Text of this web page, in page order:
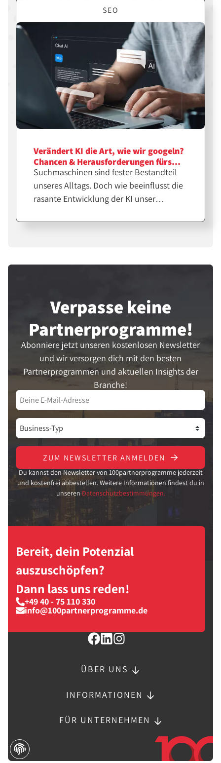
kombinierst, um dein Business langfristig
erfolgreicher zu machen.
SEO
Verändert KI die Art, wie wir googeln?
Chancen & Herausforderungen fürs
Affiliate-Marketing
Suchmaschinen sind fester Bestandteil
unseres Alltags. Doch wie beeinflusst die
rasante Entwicklung der KI unser
der Online-Suche sowie Chancen und
Verpasse keine
Partner­programme!
Abonniere jetzt unseren kostenlosen Newsletter
und wir versorgen dich mit den besten
Partnerprogrammen und aktuellen Insights der
Branche!
ZUM NEWSLETTER ANMELDEN
Du kannst den Newsletter von 100partnerprogramme jederzeit
und kostenfrei abbestellen. Weitere Informationen findest du in
unseren Datenschutzbestimmungen.
Bereit, dein Potenzial
auszuschöpfen?
Dann lass uns reden!
+49 40 - 75 110 330
info@100partnerprogramme.de
ÜBER UNS
INFORMATIONEN
FÜR UNTERNEHMEN